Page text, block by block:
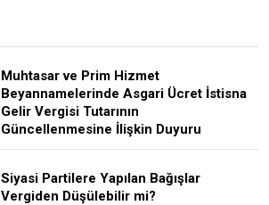
Muhtasar ve Prim Hizmet
Beyannamelerinde Asgari Ücret İstisna
Gelir Vergisi Tutarının
Güncellenmesine İlişkin Duyuru
Siyasi Partilere Yapılan Bağışlar
Vergiden Düşülebilir mi?